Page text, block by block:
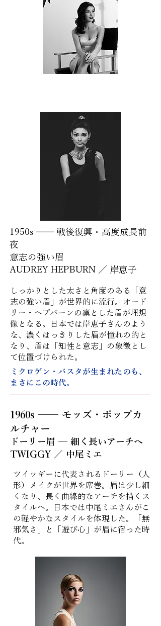
1950s ── 戦後復興・高度成長前
夜
意志の強い眉
AUDREY HEPBURN ／ 岸恵子
しっかりとした太さと角度のある「意
志の強い眉」が世界的に流行。オード
リー・ヘプバーンの凛とした眉が理想
像となる。日本では岸恵子さんのよう
な、濃くはっきりした眉が憧れの的と
なり、眉は「知性と意志」の象徴とし
て位置づけられた。
ミクロゲン・パスタが生まれたのも、
まさにこの時代。
1960s ── モッズ・ポップカ
ルチャー
ドーリー眉 ─ 細く長いアーチへ
TWIGGY ／ 中尾ミエ
ツイッギーに代表されるドーリー（人
形）メイクが世界を席巻。眉は少し細
くなり、長く曲線的なアーチを描くス
タイルへ。日本では中尾ミエさんがこ
の軽やかなスタイルを体現した。「無
邪気さ」と「遊び心」が眉に宿った時
代。